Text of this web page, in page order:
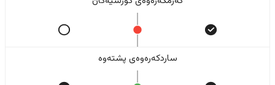
ساردکەرەوەی پشتەوە